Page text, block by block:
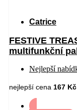
Catrice
FESTIVE
multifunkční
Nejlepší
nejlepší cena 167 Kč